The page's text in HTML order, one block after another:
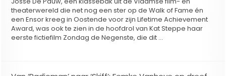
theaterwereld die net nog een ster op de Walk of Fame én
een Ensor kreeg in Oostende voor zijn Lifetime Achievement
Award, was ook te zien in de hoofdrol van Kat Steppe haar
eerste fictiefilm Zondag de Negenste, die dit …